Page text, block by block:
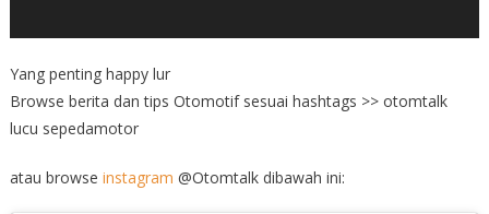
Yang penting happy lur
Browse berita dan tips Otomotif sesuai hashtags >> otomtalk
lucu sepedamotor
atau browse instagram @Otomtalk dibawah ini: